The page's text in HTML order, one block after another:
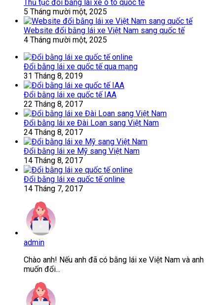
Thủ tục đổi bằng lái xe ô tô quốc tế
5 Tháng mười một, 2025
Website đổi bằng lái xe Việt Nam sang quốc tế
4 Tháng mười một, 2025
Đổi bằng lái xe quốc tế qua mạng
31 Tháng 8, 2019
Đổi bằng lái xe quốc tế IAA
22 Tháng 8, 2017
Đổi bằng lái xe Đài Loan sang Việt Nam
24 Tháng 8, 2017
Đổi bằng lái xe Mỹ sang Việt Nam
14 Tháng 8, 2017
Đổi bằng lái xe quốc tế online
14 Tháng 7, 2017
admin
Chào anh! Nếu anh đã có bằng lái xe Việt Nam và anh
muốn đổi...